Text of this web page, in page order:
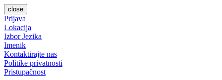
close
Prijava
Lokacija
Izbor Jezika
Imenik
Kontaktirajte nas
Politike privatnosti
Pristupačnost